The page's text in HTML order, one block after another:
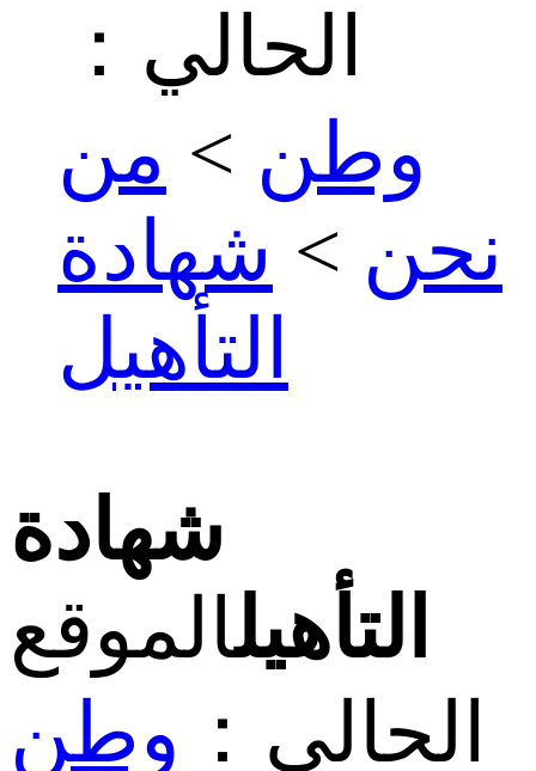
الحالي：
وطن > من
نحن > شهادة
التأهيل
شهادة
التأهيلالموقع
الحالي： وطن